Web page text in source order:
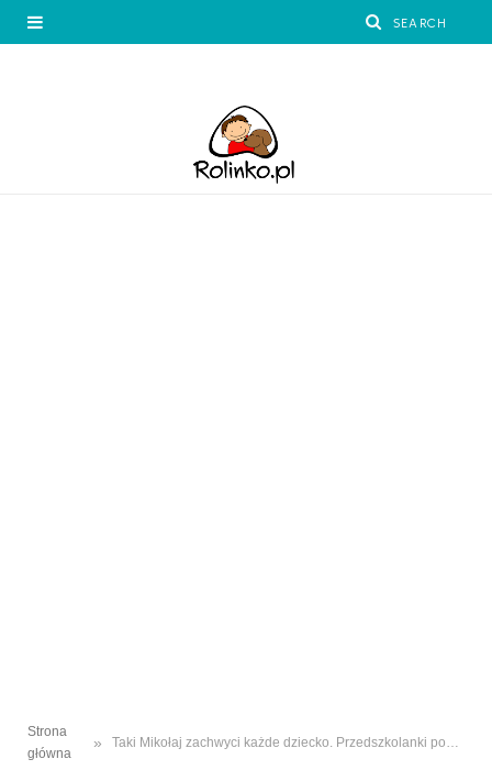
Strona
główna
» Taki Mikołaj zachwyci każde dziecko. Przedszkolanki podzieliły się pomysłem na hit sezonu!